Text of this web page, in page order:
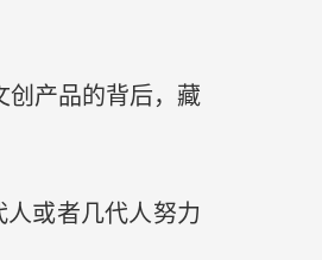
创产品的背后，藏
或者几代人努力